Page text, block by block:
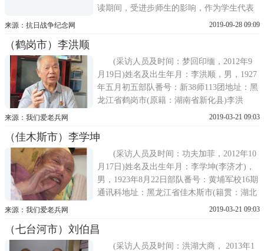
读期间，受进步师生的影响，作为学生代表
参加组织了反对本县教育当局的学潮，发起
10月转为中国共产党党员。1933年4月任中共
宾县特支青年委员兼青
来源：抗日战争纪念网 2019-09-28 09:09
（鹤岗市）李洪顺
(采访人员及时间：梦回印缅，2012年9
月19日)姓名及出生年月：李洪顺，男，1927
年五月初五部队番号：新38师113团地址：黑
龙江省鹤岗市(原籍：湖南省新化县)李洪
顺，原名李茂顺，男，1927年五月初五，出
年，不足十五岁时，为了抗日救国参军(也就
是我们常说的抓壮丁)，至贵州独山一个训练
基地，被整
来源：我们爱老兵网 2019-03-21 09:03
（佳木斯市）李学坤
(采访人员及时间：功夫加菲，2012年10
月17日)姓名及出生年月：李学坤(李济才)，
男，1923年8月22日部队番号：黄埔军校16期
通讯科地址：黑龙江省佳木斯市(籍贯：湖北
省红安县)1941------1945财政部税警总团参谋
-----1948长春警备部科长、56师副官处长
1948------1949四野政治部联
来源：我们爱老兵网 2019-03-21 09:03
（七台河市）刘伯昌
(采访人员及时间：洪湖大商， 2013年1